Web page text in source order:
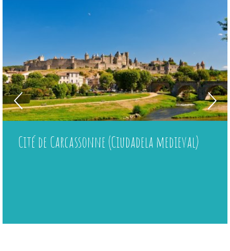
Cité de Carcassonne (Ciudadela medieval)